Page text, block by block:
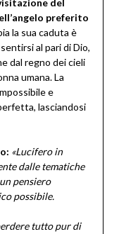
del
preferito
la sua caduta è
al pari di Dio,
dal regno dei cieli
umana. La
e
lasciandosi
«Lucifero in
dalle tematiche
pensiero
possibile.
tutto pur di